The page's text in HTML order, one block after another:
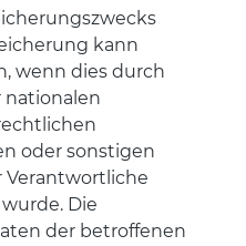
kann
wenn dies durch
nationalen
oder sonstigen
Verantwortliche
Die
der betroffenen